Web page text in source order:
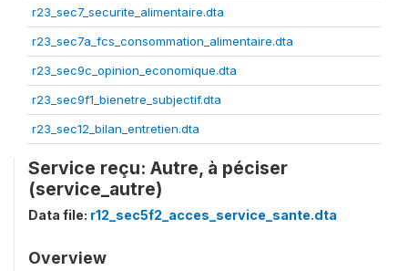
r23_sec7_securite_alimentaire.dta
r23_sec7a_fcs_consommation_alimentaire.dta
r23_sec9c_opinion_economique.dta
r23_sec9f1_bienetre_subjectif.dta
r23_sec12_bilan_entretien.dta
Service reçu: Autre, à péciser
(service_autre)
Data file: r12_sec5f2_acces_service_sante.dta
Overview